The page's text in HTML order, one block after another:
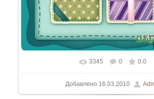
3345 0 0.0
Добавлено 16.03.2010